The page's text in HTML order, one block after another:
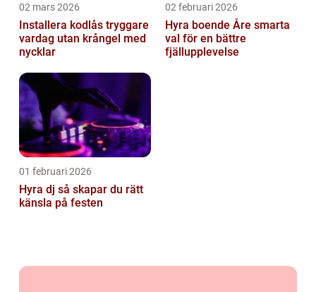
02 mars 2026
Installera kodlås tryggare
vardag utan krångel med
nycklar
02 februari 2026
Hyra boende Åre smarta
val för en bättre
fjällupplevelse
01 februari 2026
Hyra dj så skapar du rätt
känsla på festen